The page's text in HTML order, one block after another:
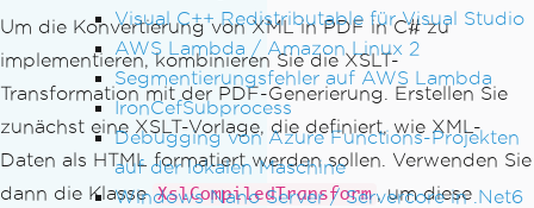
Visual C++ Redistributable für Visual Studio
AWS Lambda / Amazon Linux 2
Segmentierungsfehler auf AWS Lambda
IronCefSubprocess
Debugging von Azure Functions-Projekten
auf der lokalen Maschine
Windows Nano Server / Servercore in .Net6
Um die Konvertierung von XML in PDF in C# zu
implementieren, kombinieren Sie die XSLT-
Transformation mit der PDF-Generierung. Erstellen Sie
zunächst eine XSLT-Vorlage, die definiert, wie XML-
Daten als HTML formatiert werden sollen. Verwenden Sie
dann die Klasse XslCompiledTransform , um diese